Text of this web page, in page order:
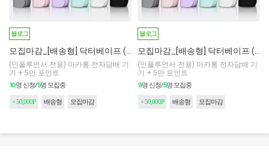
블로그
(인플루언서 전용) 마카롱 전자담배 기
기 + 5만 포인트
10명 신청/5명 모집중
+ 50,000P 배송형 모집마감
블로그
(인플루언서 전용) 마카롱 전자담배 기
기 + 5만 포인트
9명 신청/5명 모집중
+ 50,000P 배송형 모집마감